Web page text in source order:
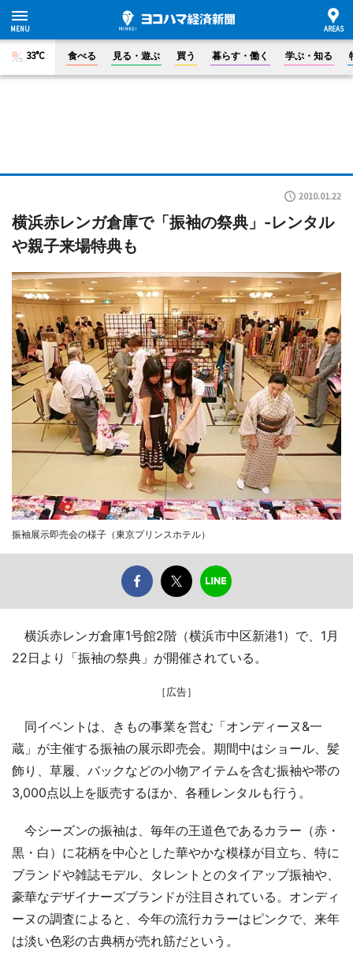
33°C 食べる 見る・遊ぶ 買う 暮らす・働く 学ぶ・知る
2010.01.22
横浜赤レンガ倉庫で「振袖の祭典」-レンタル
や親子来場特典も
振袖展示即売会の様子（東京プリンスホテル）
横浜赤レンガ倉庫1号館2階（横浜市中区新港1）で、1月
22日より「振袖の祭典」が開催されている。
［広告］
同イベントは、きもの事業を営む「オンディーヌ&一
蔵」が主催する振袖の展示即売会。期間中はショール、髪
飾り、草履、バックなどの小物アイテムを含む振袖や帯の
3,000点以上を販売するほか、各種レンタルも行う。
今シーズンの振袖は、毎年の王道色であるカラー（赤・
黒・白）に花柄を中心とした華やかな模様が目立ち、特に
ブランドや雑誌モデル、タレントとのタイアップ振袖や、
豪華なデザイナーズブランドが注目されている。オンディ
ーヌの調査によると、今年の流行カラーはピンクで、来年
は淡い色彩の古典柄が売れ筋だという。